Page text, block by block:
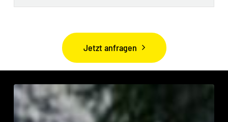
Jetzt anfragen